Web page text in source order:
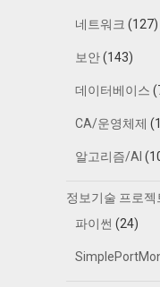
네트워크 (127)
보안(143)
데이터베이스
CA/운영체제
알고리즘/AI
정보기술 프로젝
파이썬 (24)